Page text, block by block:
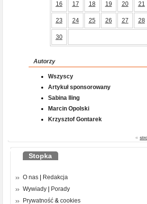
16 17 18 19 20 21
23 24 25 26 27 28
30
Autorzy
Wszyscy
Artykuł sponsorowany
Sabina Iling
Marcin Opolski
Krzysztof Gontarek
«
Stopka
O nas
Redakcja
Wywiady
Porady
Prywatność & cookies